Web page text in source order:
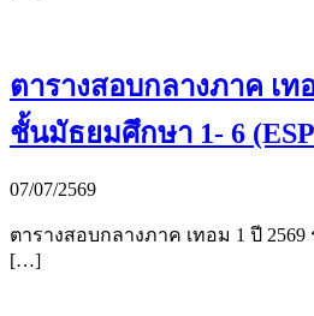
ตารางสอบกลางภาค เท
ชั้นมัธยมศึกษา 1- 6
07/07/2569
ตารางสอบกลางภาค เทอม 1 ปี
[…]